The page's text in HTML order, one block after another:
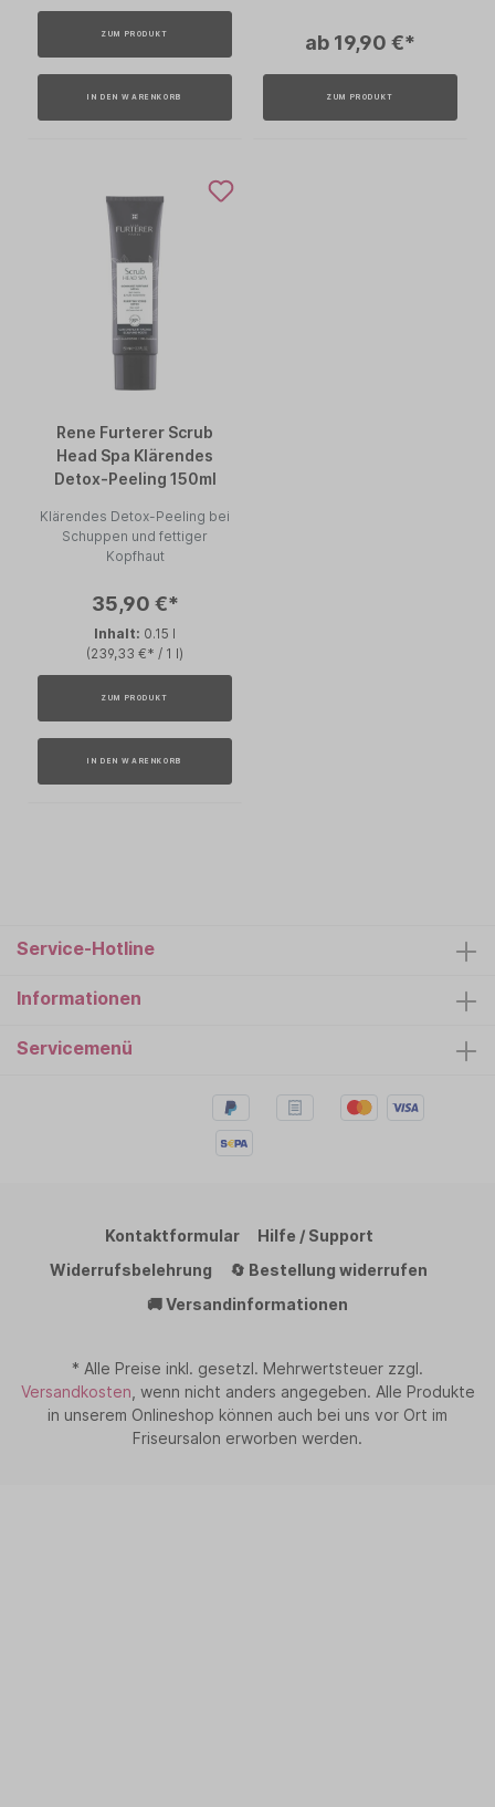
ZUM PRODUKT
IN DEN WARENKORB
ab 19,90 €*
ZUM PRODUKT
Rene Furterer Scrub
Head Spa Klärendes
Detox-Peeling 150ml
Klärendes Detox-Peeling bei
Schuppen und fettiger
Kopfhaut
35,90 €*
Inhalt: 0.15 l
(239,33 €* / 1 l)
ZUM PRODUKT
IN DEN WARENKORB
Service-Hotline
Informationen
Servicemenü
Kontaktformular
Hilfe / Support
Widerrufsbelehrung
🔄 Bestellung widerrufen
🚚 Versandinformationen
* Alle Preise inkl. gesetzl. Mehrwertsteuer zzgl.
Versandkosten , wenn nicht anders angegeben. Alle Produkte
in unserem Onlineshop können auch bei uns vor Ort im
Friseursalon erworben werden.